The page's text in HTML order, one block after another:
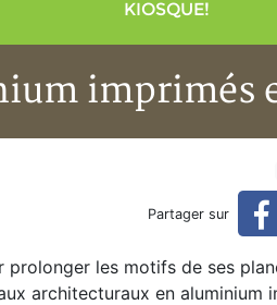
KIOSQUE!
imprimés
imprimés
Partager sur
prolonger les motifs de ses
architecturaux en aluminium